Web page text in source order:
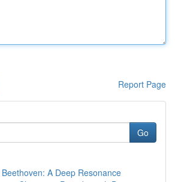
Report Page
Go
A Deep Resonance